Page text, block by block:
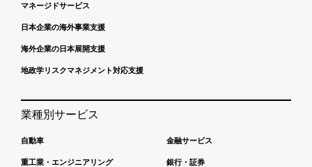
マネージドサービス
日本企業の海外事業支援
海外企業の日本展開支援
地政学リスクマネジメント対応支援
業種別サービス
自動車
重工業・エンジニアリング
金融サービス
銀行・証券